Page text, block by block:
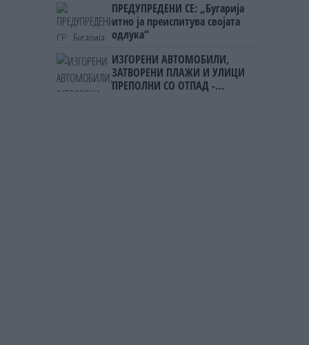
ПРЕДУПРЕДЕНИ СЕ: „Бугарија
итно ја преиспитува својата
одлука“
ИЗГОРЕНИ АВТОМОБИЛИ,
ЗАТВОРЕНИ ПЛАЖИ И УЛИЦИ
ПРЕПОЛНИ СО ОТПАД -